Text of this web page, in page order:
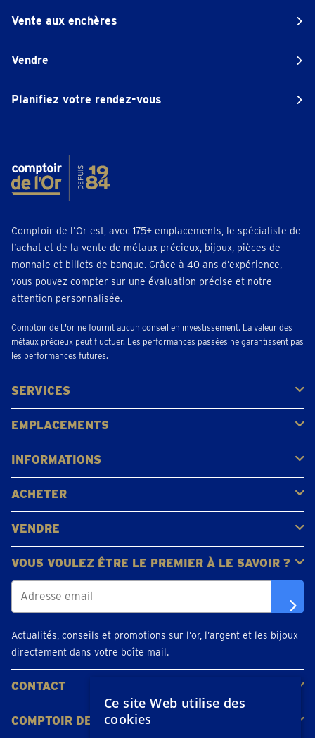
Vente aux enchères
Vendre
Planifiez votre rendez-vous
Comptoir de l’Or est, avec 175+ emplacements, le spécialiste de
l’achat et de la vente de métaux précieux, bijoux, pièces de
monnaie et billets de banque. Grâce à 40 ans d’expérience,
vous pouvez compter sur une évaluation précise et notre
attention personnalisée.
Comptoir de L'or ne fournit aucun conseil en investissement. La valeur des
métaux précieux peut fluctuer. Les performances passées ne garantissent pas
les performances futures.
SERVICES
Acheter
Vendre
Vente aux enchères
EMPLACEMENTS
Gerpinnes
Liège
Namur
Waterloo
Woluwe-Saint-Lambert
Voir tous les emplacements
INFORMATIONS
FAQ
Avis clients
ACHETER
Acheter de l'or
Acheter des pièces
Acheter de l'argent
VENDRE
Bijoux en or
Pièces d'or
Lingots d'or
VOUS VOULEZ ÊTRE LE PREMIER À LE SAVOIR ?
Actualités, conseils et promotions sur l’or, l’argent et les bijoux
directement dans votre boîte mail.
CONTACT
Contacter
Planifiez votre rendez-vous
Emplacements
COMPTOIR DE L'OR
Ce site Web utilise des
cookies